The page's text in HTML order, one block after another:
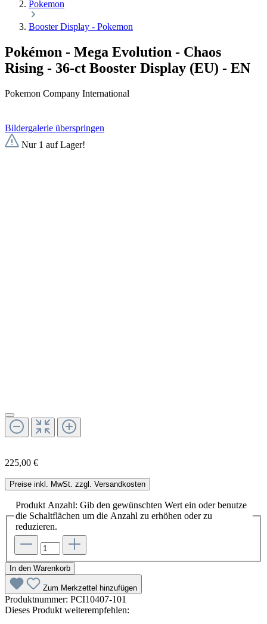
Pokemon
Booster Display - Pokemon
Pokémon - Mega Evolution - Chaos
Rising - 36-ct Booster Display (EU) - EN
Pokemon Company International
Bildergalerie überspringen
Nur 1 auf Lager!
225,00 €
Preise inkl. MwSt. zzgl. Versandkosten
Produkt Anzahl: Gib den gewünschten Wert ein oder benutze
die Schaltflächen um die Anzahl zu erhöhen oder zu
reduzieren.
In den Warenkorb
Zum Merkzettel hinzufügen
Produktnummer: PCI10407-101
Dieses Produkt weiterempfehlen: